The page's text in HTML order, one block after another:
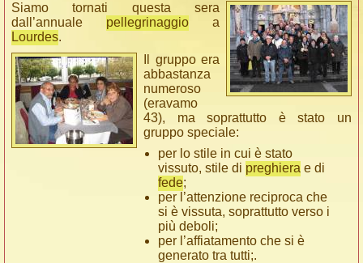
Siamo tornati questa sera
dall’annuale pellegrinaggio a
Lourdes.
Il gruppo era
abbastanza
numeroso
(eravamo
43), ma soprattutto è stato un
gruppo speciale:
per lo stile in cui è stato
vissuto, stile di preghiera e di
fede;
per l’attenzione reciproca che
si è vissuta, soprattutto verso i
più deboli;
per l’affiatamento che si è
generato tra tutti;.